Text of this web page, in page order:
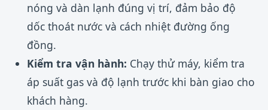
nóng và dàn lạnh đúng vị trí, đảm bảo độ
dốc thoát nước và cách nhiệt đường ống
đồng.
Kiểm tra vận hành: Chạy thử máy, kiểm tra
áp suất gas và độ lạnh trước khi bàn giao cho
khách hàng.